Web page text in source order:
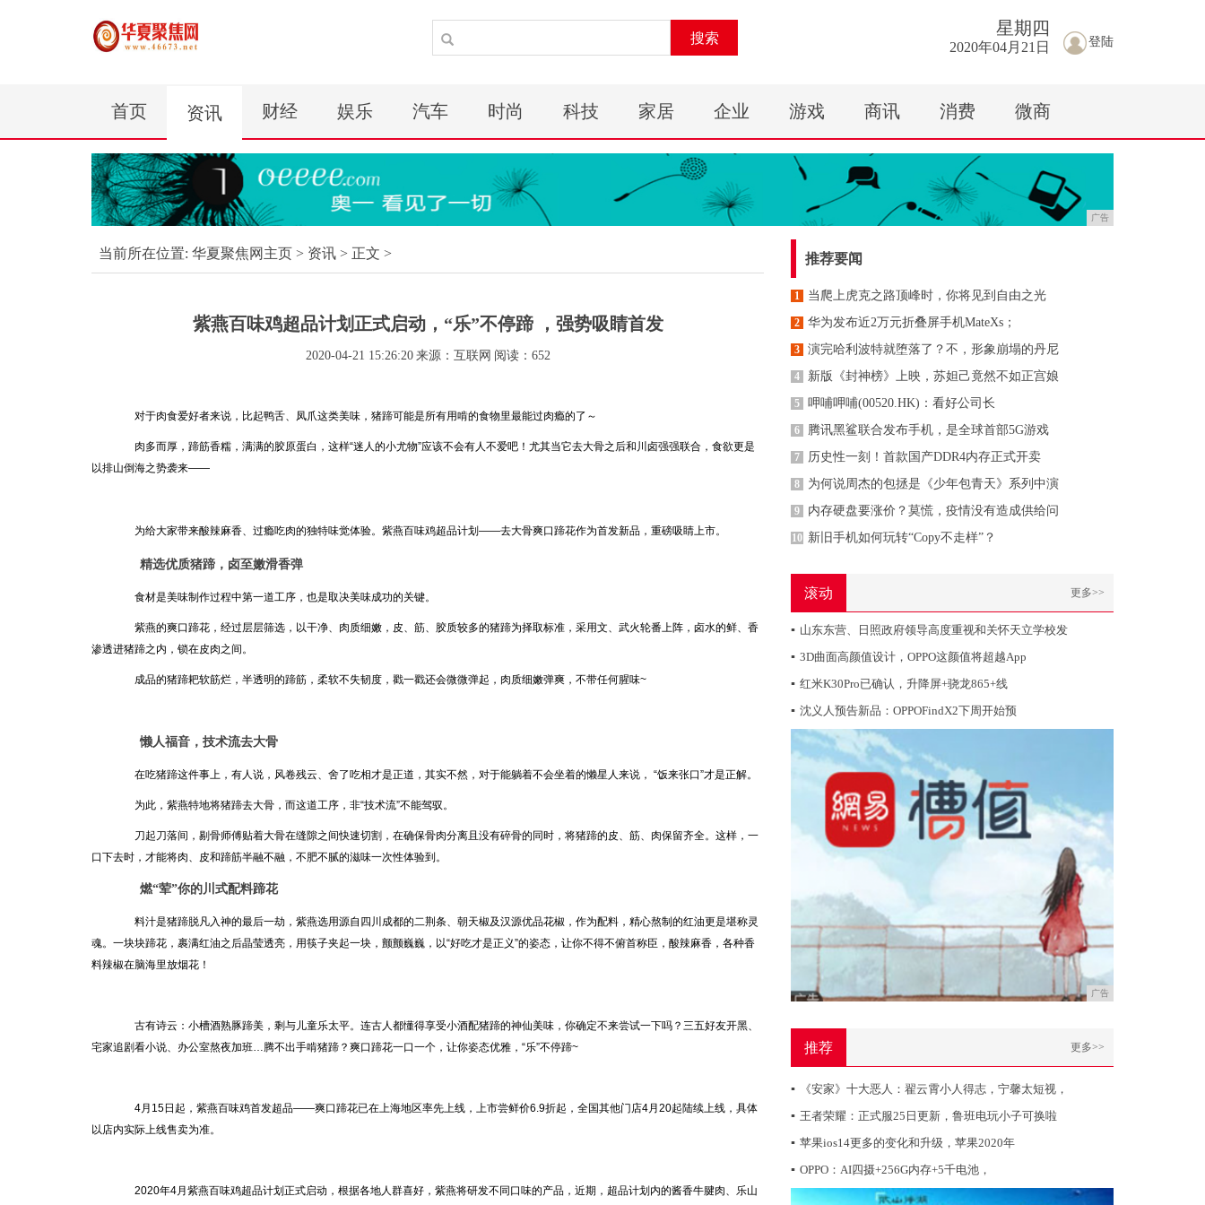
搜索 登陆
星期 四
2020年04月21日
首页 资讯 财经 娱乐 汽车 时尚 科技 家居 企业 游戏 商讯 消费 微商
广告
当前所在位置: 华夏聚焦网主页 > 资讯 > 正文 >
紫燕百味鸡超品计划正式启动，“乐”不停蹄 ，强势吸睛首发
2020-04-21 15:26:20 来源：互联网 阅读：652
对于肉食爱好者来说，比起鸭舌、凤爪这类美味，猪蹄可能是所有用啃的食物里最能过肉瘾的了～
肉多而厚，蹄筋香糯，满满的胶原蛋白，这样“迷人的小尤物”应该不会有人不爱吧！尤其当它去大骨之后和川卤强强联合，食欲更是
以排山倒海之势袭来——
为给大家带来酸辣麻香、过瘾吃肉的独特味觉体验。紫燕百味鸡超品计划——去大骨爽口蹄花作为首发新品，重磅吸睛上市。
精选优质猪蹄，卤至嫩滑香弹
食材是美味制作过程中第一道工序，也是取决美味成功的关键。
紫燕的爽口蹄花，经过层层筛选，以干净、肉质细嫩，皮、筋、胶质较多的猪蹄为择取标准，采用文、武火轮番上阵，卤水的鲜、香
渗透进猪蹄之内，锁在皮肉之间。
成品的猪蹄耙软筋烂，半透明的蹄筋，柔软不失韧度，戳一戳还会微微弹起，肉质细嫩弹爽，不带任何腥味~
懒人福音，技术流去大骨
在吃猪蹄这件事上，有人说，风卷残云、舍了吃相才是正道，其实不然，对于能躺着不会坐着的懒星人来说， “饭来张口”才是正解。
为此，紫燕特地将猪蹄去大骨，而这道工序，非“技术流”不能驾驭。
刀起刀落间，剔骨师傅贴着大骨在缝隙之间快速切割，在确保骨肉分离且没有碎骨的同时，将猪蹄的皮、筋、肉保留齐全。这样，一
口下去时，才能将肉、皮和蹄筋半融不融，不肥不腻的滋味一次性体验到。
燃“荤”你的川式配料蹄花
料汁是猪蹄脱凡入神的最后一劫，紫燕选用源自四川成都的二荆条、朝天椒及汉源优品花椒，作为配料，精心熬制的红油更是堪称灵
魂。一块块蹄花，裹满红油之后晶莹透亮，用筷子夹起一块，颤颤巍巍，以“好吃才是正义”的姿态，让你不得不俯首称臣，酸辣麻香，各种香
料辣椒在脑海里放烟花！
古有诗云：小槽酒熟豚蹄美，剩与儿童乐太平。连古人都懂得享受小酒配猪蹄的神仙美味，你确定不来尝试一下吗？三五好友开黑、
宅家追剧看小说、办公室熬夜加班…腾不出手啃猪蹄？爽口蹄花一口一个，让你姿态优雅，“乐”不停蹄~
4月15日起，紫燕百味鸡首发超品——爽口蹄花已在上海地区率先上线，上市尝鲜价6.9折起，全国其他门店4月20起陆续上线，具体
以店内实际上线售卖为准。
2020年4月紫燕百味鸡超品计划正式启动，根据各地人群喜好，紫燕将研发不同口味的产品，近期，超品计划内的酱香牛腱肉、乐山
推荐要闻
1 当爬上虎克之路顶峰时，你将见到自由之光
2 华为发布近2万元折叠屏手机MateXs；
3 演完哈利波特就堕落了？不，形象崩塌的丹尼
4 新版《封神榜》上映，苏妲己竟然不如正宫娘
5 呷哺呷哺(00520.HK)：看好公司长
6 腾讯黑鲨联合发布手机，是全球首部5G游戏
7 历史性一刻！首款国产DDR4内存正式开卖
8 为何说周杰的包拯是《少年包青天》系列中演
9 内存硬盘要涨价？莫慌，疫情没有造成供给问
10 新旧手机如何玩转“Copy不走样”？
滚动 更多>>
▪ 山东东营、日照政府领导高度重视和关怀天立学校发
▪ 3D曲面高颜值设计，OPPO这颜值将超越App
▪ 红米K30Pro已确认，升降屏+骁龙865+线
▪ 沈义人预告新品：OPPOFindX2下周开始预
广告
推荐 更多>>
▪
《安家》十大恶人：翟云霄小人得志，宁馨太短视，
▪ 王者荣耀：正式服25日更新，鲁班电玩小子可换啦
▪ 苹果ios14更多的变化和升级，苹果2020年
▪ OPPO：​AI四摄+256G内存+5千电池，